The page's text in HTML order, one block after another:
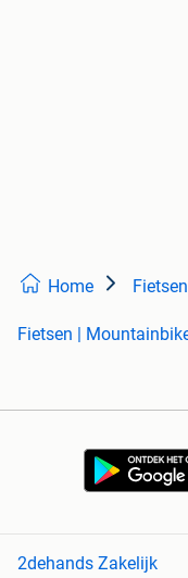
Home
Fietsen |
2dehands Zakelijk